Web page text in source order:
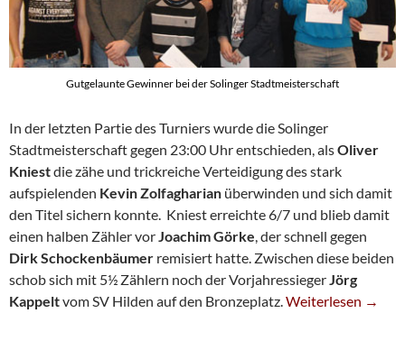
Gutgelaunte Gewinner bei der Solinger Stadtmeisterschaft
In der letzten Partie des Turniers wurde die Solinger
Stadtmeisterschaft gegen 23:00 Uhr entschieden, alsOliver
Kniestdie zähe und trickreiche Verteidigung des stark
aufspielenden Kevin Zolfagharian überwinden und sich damit
den Titel sichern konnte. Kniest erreichte 6/7 und blieb damit
einen halben Zähler vorJoachim Görke, der schnell gegen
Dirk Schockenbäumer remisiert hatte. Zwischen diese beiden
schob sich mit 5½ Zählern noch der VorjahressiegerJörg
Kappeltvom SV Hilden auf den Bronzeplatz.Oliver Kniest
Weiterlesen →